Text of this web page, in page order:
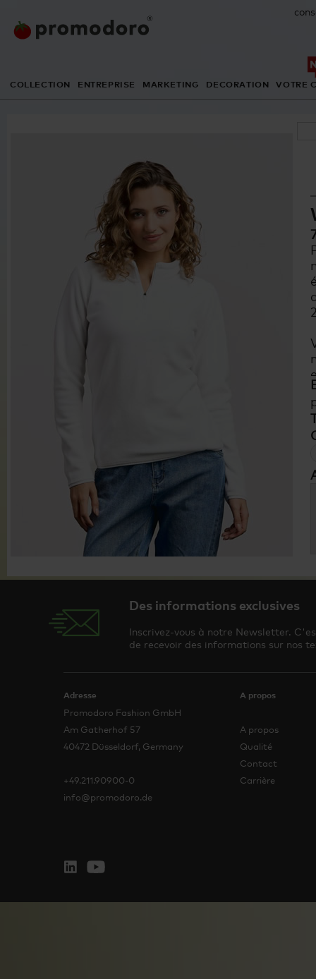
COLLECTION ENTREPRISE MARKETING DECORATION VOTRE
Des informations exclusives
Inscrivez-vous à notre Newsletter.
de recevoir des informations sur nos
Adresse
Promodoro Fashion GmbH
Am Gatherhof 57
40472 Düsseldorf, Germany
+49.211.90900-0
info@promodoro.de
A propos
A propos
Qualité
Contact
Carrière